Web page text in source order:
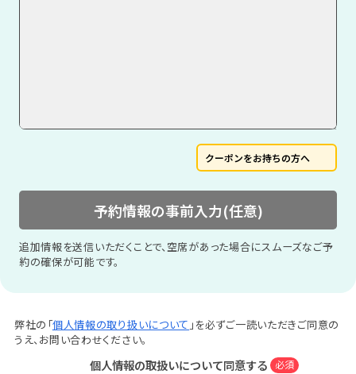
クーポンをお持ちの方へ
予約情報の事前入力(任意)
追加情報を送信いただくことで、空席があった場合にスムーズなご予
約の確保が可能です。
弊社の「個人情報の取り扱いについて 」を必ずご一読いただきご同意の
うえ、お問い合わせください。
個人情報の取扱いについて同意する 必須